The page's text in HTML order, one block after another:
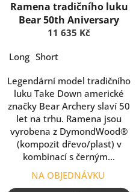
Ramena tradičního luku
Bear 50th Aniversary
11 635 Kč
Long Short
Legendární model tradičního
luku Take Down americké
značky Bear Archery slaví 50
let na trhu. Ramena jsou
vyrobena z DymondWood®
(kompozit dřevo/plast) v
kombinací s černým...
NA OBJEDNÁVKU